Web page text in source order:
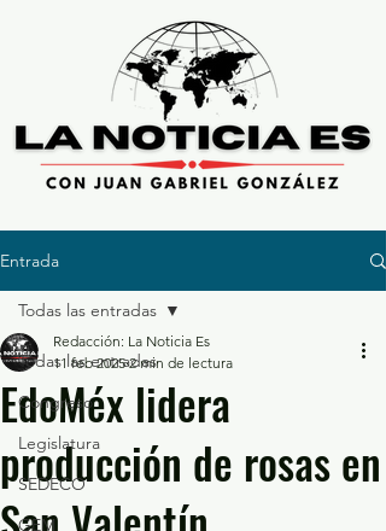
Entrada
Todas las entradas
Congreso
Legislatura
SEDECO
GEM
Todas las entradas
EdoMéx lidera
producción de rosas en
Redacción: La Noticia Es
11 feb 2025 2 min de lectura